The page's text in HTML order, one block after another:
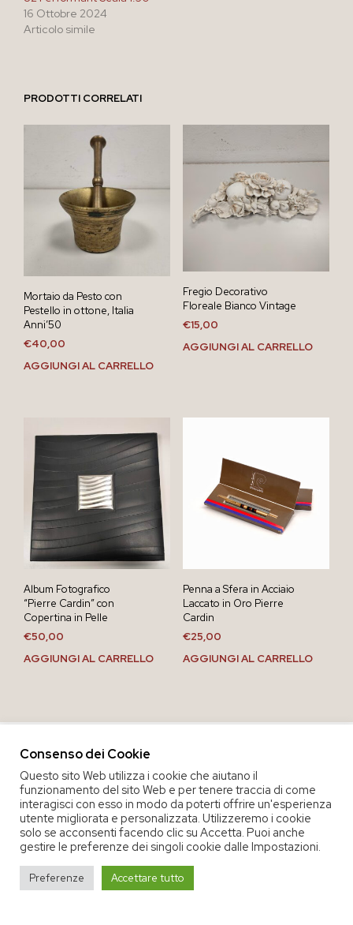
16 Ottobre 2024
Articolo simile
PRODOTTI CORRELATI
Mortaio da Pesto con
Pestello in ottone, Italia
Anni’50
€40,00
AGGIUNGI AL CARRELLO
Fregio Decorativo
Floreale Bianco Vintage
€15,00
AGGIUNGI AL CARRELLO
Album Fotografico
“Pierre Cardin” con
Copertina in Pelle
€50,00
AGGIUNGI AL CARRELLO
Penna a Sfera in Acciaio
Laccato in Oro Pierre
Cardin
€25,00
AGGIUNGI AL CARRELLO
COPYRIGHT 2020 COOP. SOC. OFFICINA 68 |
TERMINI E CONDIZIONI DEL SERVIZIO|
Consenso dei Cookie
Questo sito Web utilizza i cookie che aiutano il
funzionamento del sito Web e per tenere traccia di come
interagisci con esso in modo da poterti offrire un'esperienza
utente migliorata e personalizzata. Utilizzeremo i cookie
solo se acconsenti facendo clic su Accetta. Puoi anche
gestire le preferenze dei singoli cookie dalle Impostazioni.
Preferenze Accettare tutto